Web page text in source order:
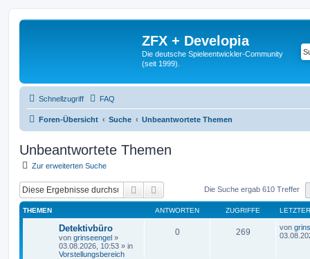
ZFX + Developia
Die deutsche Spieleentwickler-Community
(seit 1999).
Schnellzugriff FAQ
Foren-Übersicht Suche Unbeantwortete Themen
Unbeantwortete Themen
Zur erweiterten Suche
Suche Erweiterte SucheDie Suche ergab 610 Treffer
THEMEN ANTWORTEN ZUGRIFFE
Detektivbüro
von grinseengel »
03.08.2026, 10:53 » in
Vorstellungsbereich
0 269 von